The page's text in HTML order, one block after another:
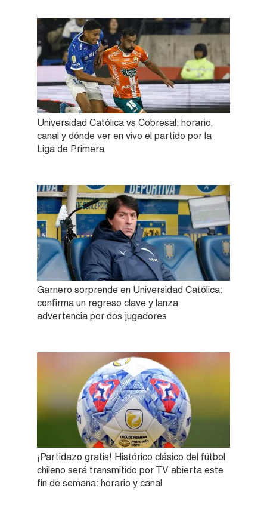
Universidad Católica vs Cobresal: horario,
canal y dónde ver en vivo el partido por la
Liga de Primera
Garnero sorprende en Universidad Católica:
confirma un regreso clave y lanza
advertencia por dos jugadores
¡Partidazo gratis! Histórico clásico del fútbol
chileno será transmitido por TV abierta este
fin de semana: horario y canal